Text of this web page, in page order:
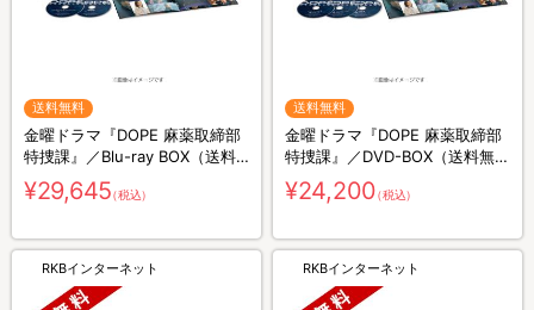
送料無料
金曜ドラマ『DOPE 麻薬取締部
特捜課』／Blu-ray BOX（送料
無料・4枚組）
¥29,645（税込）
送料無料
金曜ドラマ『DOPE 麻薬取締部
特捜課』／DVD-BOX（送料無
料・6枚組）
¥24,200（税込）
RKBインターネット RKBインターネット